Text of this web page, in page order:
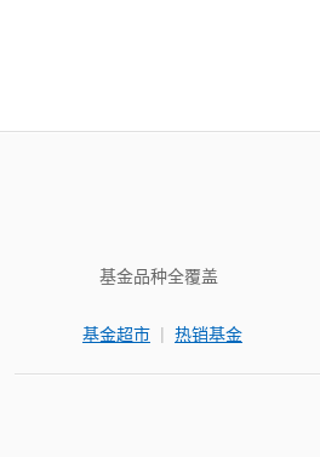
基金品种全覆盖
基金超市 | 热销基金